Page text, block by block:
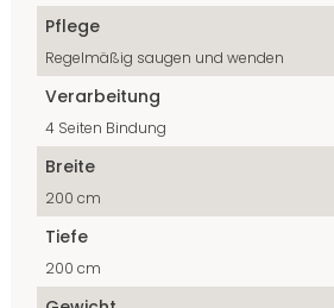
Pflege
Regelmäßig saugen und wenden
Verarbeitung
4 Seiten Bindung
Breite
200 cm
Tiefe
200 cm